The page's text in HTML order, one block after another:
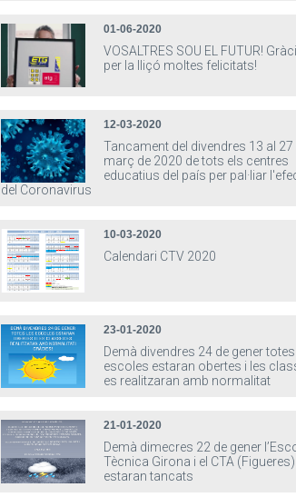
01-06-2020
VOSALTRES SOU EL FUTUR!
per la lliçó moltes felicitats!
12-03-2020
Tancament del divendres 13 al 27
març de 2020 de tots els centres
educatius del país per pal·liar
del Coronavirus
10-03-2020
Calendari CTV 2020
23-01-2020
Demà divendres 24 de gener
escoles estaran obertes i les
es realitzaran amb normalitat
21-01-2020
Demà dimecres 22 de gener
Tècnica Girona i el CTA (Figueres)
estaran tancats